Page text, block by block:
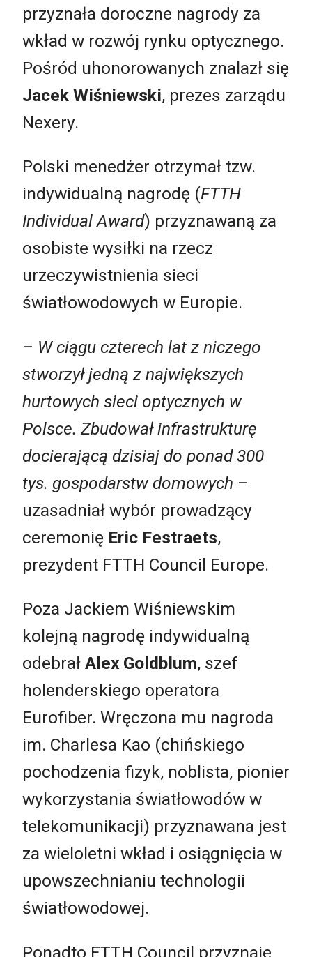
przyznała doroczne nagrody za
wkład w rozwój rynku optycznego.
Pośród uhonorowanych znalazł się
Jacek Wiśniewski, prezes zarządu
Nexery.
Polski menedżer otrzymał tzw.
indywidualną nagrodę (FTTH
Individual Award) przyznawaną za
osobiste wysiłki na rzecz
urzeczywistnienia sieci
światłowodowych w Europie.
– W ciągu czterech lat z niczego
stworzył jedną z największych
hurtowych sieci optycznych w
Polsce. Zbudował infrastrukturę
docierającą dzisiaj do ponad 300
tys. gospodarstw domowych –
uzasadniał wybór prowadzący
ceremonię Eric Festraets,
prezydent FTTH Council Europe.
Poza Jackiem Wiśniewskim
kolejną nagrodę indywidualną
odebrał Alex Goldblum, szef
holenderskiego operatora
Eurofiber. Wręczona mu nagroda
im. Charlesa Kao (chińskiego
pochodzenia fizyk, noblista, pionier
wykorzystania światłowodów w
telekomunikacji) przyznawana jest
za wieloletni wkład i osiągnięcia w
upowszechnianiu technologii
światłowodowej.
Ponadto FTTH Council przyznaje